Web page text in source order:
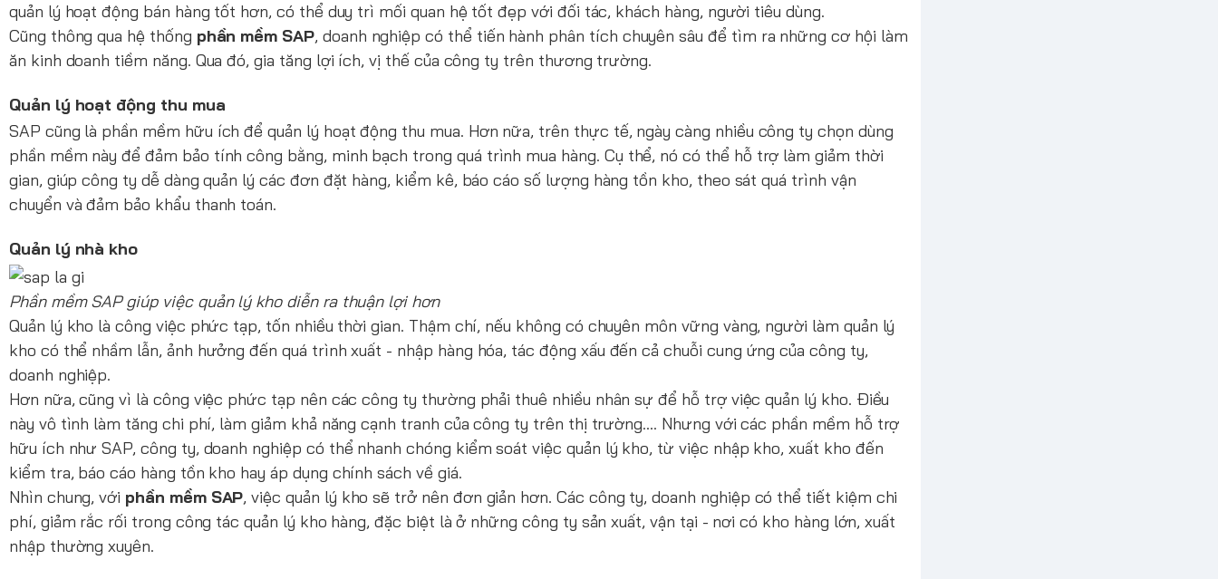
quản lý hoạt động bán hàng tốt hơn, có thể duy trì mối quan hệ tốt đẹp với đối tác, khách hàng, người tiêu dùng.
Cũng thông qua hệ thống phần mềm SAP, doanh nghiệp có thể tiến hành phân tích chuyên sâu để tìm ra những cơ hội làm
ăn kinh doanh tiềm năng. Qua đó, gia tăng lợi ích, vị thế của công ty trên thương trường.
Quản lý hoạt động thu mua
SAP cũng là phần mềm hữu ích để quản lý hoạt động thu mua. Hơn nữa, trên thực tế, ngày càng nhiều công ty chọn dùng
phần mềm này để đảm bảo tính công bằng, minh bạch trong quá trình mua hàng. Cụ thể, nó có thể hỗ trợ làm giảm thời
gian, giúp công ty dễ dàng quản lý các đơn đặt hàng, kiểm kê, báo cáo số lượng hàng tồn kho, theo sát quá trình vận
chuyển và đảm bảo khẩu thanh toán.
Quản lý nhà kho
Phần mềm SAP giúp việc quản lý kho diễn ra thuận lợi hơn
Quản lý kho là công việc phức tạp, tốn nhiều thời gian. Thậm chí, nếu không có chuyên môn vững vàng, người làm quản lý
kho có thể nhầm lẫn, ảnh hưởng đến quá trình xuất - nhập hàng hóa, tác động xấu đến cả chuỗi cung ứng của công ty,
doanh nghiệp.
Hơn nữa, cũng vì là công việc phức tạp nên các công ty thường phải thuê nhiều nhân sự để hỗ trợ việc quản lý kho. Điều
này vô tình làm tăng chi phí, làm giảm khả năng cạnh tranh của công ty trên thị trường…. Nhưng với các phần mềm hỗ trợ
hữu ích như SAP, công ty, doanh nghiệp có thể nhanh chóng kiểm soát việc quản lý kho, từ việc nhập kho, xuất kho đến
kiểm tra, báo cáo hàng tồn kho hay áp dụng chính sách về giá.
Nhìn chung, với phần mềm SAP, việc quản lý kho sẽ trở nên đơn giản hơn. Các công ty, doanh nghiệp có thể tiết kiệm chi
phí, giảm rắc rối trong công tác quản lý kho hàng, đặc biệt là ở những công ty sản xuất, vận tại - nơi có kho hàng lớn, xuất
nhập thường xuyên.